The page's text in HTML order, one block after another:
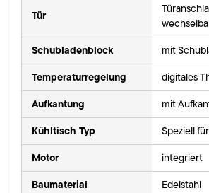
Tür
Schubladenblock mit
Temperaturregelung digitales
Aufkantung mit
Kühltisch Typ Speziell
Motor integriert
Baumaterial Edelstahl